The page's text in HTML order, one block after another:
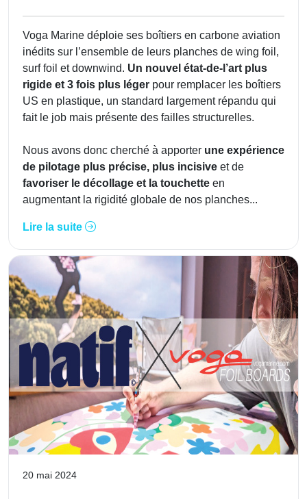
Voga Marine déploie ses boîtiers en carbone aviation
inédits sur l’ensemble de leurs planches de wing foil,
surf foil et downwind. Un nouvel état-de-l’art plus
rigide et 3 fois plus léger pour remplacer les boîtiers
US en plastique, un standard largement répandu qui
fait le job mais présente des failles structurelles.
Nous avons donc cherché à apporter une expérience
de pilotage plus précise, plus incisive et de
favoriser le décollage et la touchette en
augmentant la rigidité globale de nos planches...
Lire la suite
20 mai 2024